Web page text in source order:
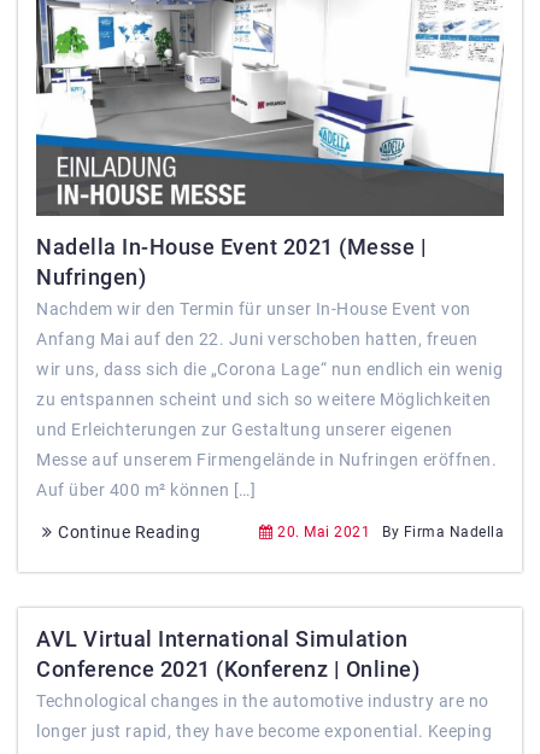
Nadella In-House Event 2021 (Messe |
Nufringen)
Nachdem wir den Termin für unser In-House Event von
Anfang Mai auf den 22. Juni verschoben hatten, freuen
wir uns, dass sich die „Corona Lage“ nun endlich ein wenig
zu entspannen scheint und sich so weitere Möglichkeiten
und Erleichterungen zur Gestaltung unserer eigenen
Messe auf unserem Firmengelände in Nufringen eröffnen.
Auf über 400 m² können […]
Continue Reading 20. Mai 2021 By Firma Nadella
AVL Virtual International Simulation
Conference 2021 (Konferenz | Online)
Technological changes in the automotive industry are no
longer just rapid, they have become exponential. Keeping